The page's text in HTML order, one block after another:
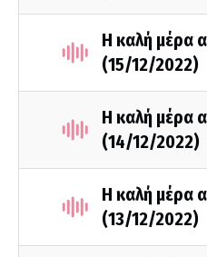
Η καλή μέρα
(15/12/2022)
Η καλή μέρα
(14/12/2022)
Η καλή μέρα
(13/12/2022)